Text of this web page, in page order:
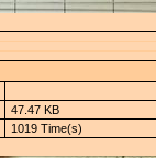
47.47 KB
1019 Time(s)